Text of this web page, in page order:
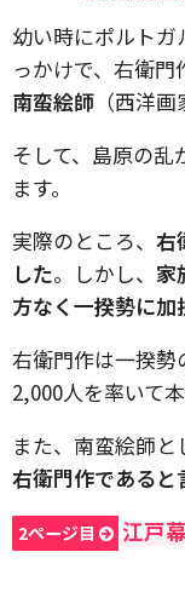
幼い時にポルトガ
っかけで、右衛門
南蛮絵師 （西洋画
そして、島原の乱
ます。
実際のところ、 右
した。しかし、 家
方なく一揆勢に加
右衛門作は一揆勢
2,000人を率いて
また、南蛮絵師と
右衛門作であると
2ページ目 江戸